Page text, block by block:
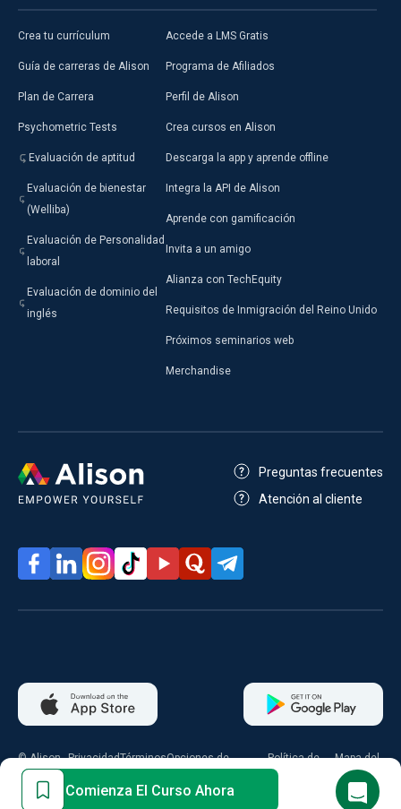
Comienza El Curso Ahora
Crea tu currículum
Guía de carreras de Alison
Plan de Carrera
Psychometric Tests
Evaluación de aptitud
Evaluación de bienestar
(Welliba)
Evaluación de Personalidad
laboral
Evaluación de dominio del
inglés
Accede a LMS Gratis
Programa de Afiliados
Perfil de Alison
Crea cursos en Alison
Descarga la app y aprende offline
Integra la API de Alison
Aprende con gamificación
Invita a un amigo
Alianza con TechEquity
Requisitos de Inmigración del Reino Unido
Próximos seminarios web
Merchandise
Preguntas frecuentes
Atención al cliente
© Alison
2026
PrivacidadTérminosOpciones de
Política de
Mapa del
sitio